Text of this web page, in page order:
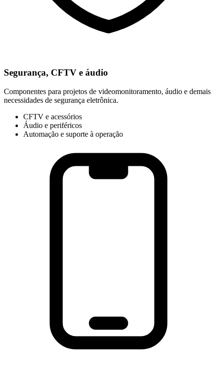
Segurança, CFTV e áudio
Componentes para projetos de videomonitoramento, áudio e demais
necessidades de segurança eletrônica.
CFTV e acessórios
Áudio e periféricos
Automação e suporte à operação